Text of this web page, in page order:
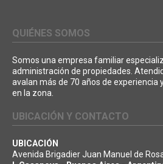
QUIÉNES SOMOS
Somos una empresa familiar
administración de propiedades.
avalan más de 70 años de experiencia
en la zona.
UBICACIÓN Y CONTACTO
UBICACIÓN
Avenida Brigadier Juan Manuel de